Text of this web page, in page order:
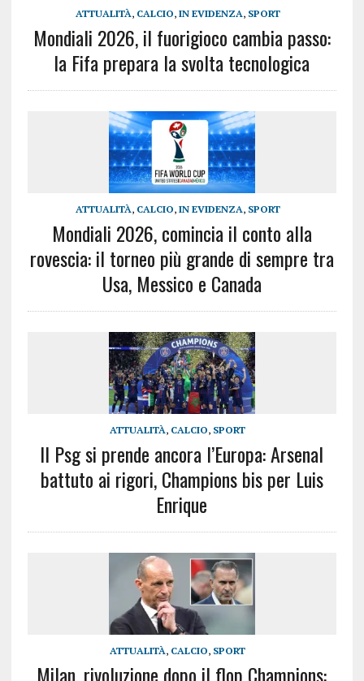
ATTUALITÀ, CALCIO, IN EVIDENZA, SPORT
Mondiali 2026, il fuorigioco cambia passo:
la Fifa prepara la svolta tecnologica
ATTUALITÀ, CALCIO, IN EVIDENZA, SPORT
Mondiali 2026, comincia il conto alla
rovescia: il torneo più grande di sempre tra
Usa, Messico e Canada
ATTUALITÀ, CALCIO, SPORT
Il Psg si prende ancora l’Europa: Arsenal
battuto ai rigori, Champions bis per Luis
Enrique
ATTUALITÀ, CALCIO, SPORT
Milan, rivoluzione dopo il flop Champions: